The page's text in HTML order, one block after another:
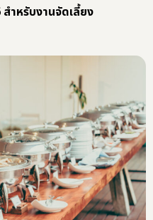
สำหรับงานจัดเลี้ยง